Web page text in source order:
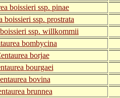
boissieri ssp. pinae
boissieri ssp. prostrata
ssp. willkommii
bombycina
borjae
bourgaei
bovina
brunnea